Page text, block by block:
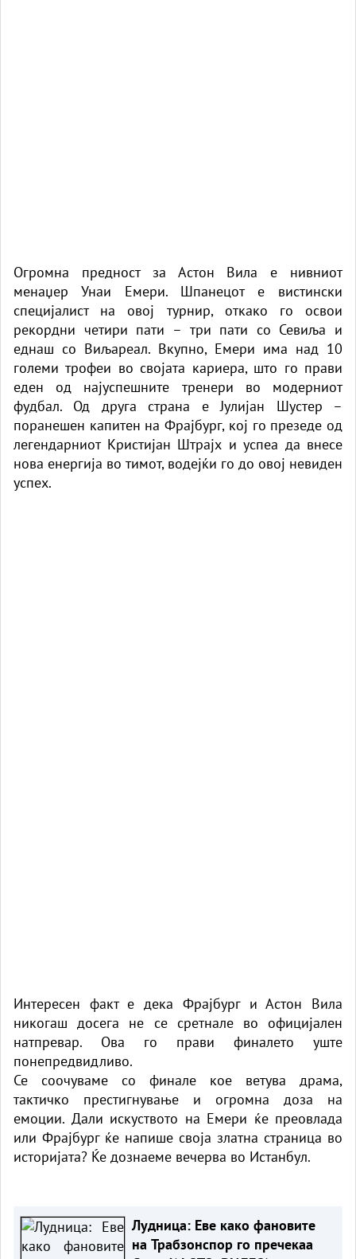
Огромна предност за Астон Вила е нивниот
менаџер Унаи Емери. Шпанецот е вистински
специјалист на овој турнир, откако го освои
рекордни четири пати – три пати со Севиља и
еднаш со Виљареал. Вкупно, Емери има над 10
големи трофеи во својата кариера, што го прави
еден од најуспешните тренери во модерниот
фудбал. Од друга страна е Јулијан Шустер –
поранешен капитен на Фрајбург, кој го презеде од
легендарниот Кристијан Штрајх и успеа да внесе
нова енергија во тимот, водејќи го до овој невиден
успех.
Интересен факт е дека Фрајбург и Астон Вила
никогаш досега не се сретнале во официјален
натпревар. Ова го прави финалето уште
понепредвидливо.
Се соочуваме со финале кое ветува драма,
тактичко престигнување и огромна доза на
емоции. Дали искуството на Емери ќе преовлада
или Фрајбург ќе напише своја златна страница во
историјата? Ќе дознаеме вечерва во Истанбул.
Лудница: Еве како фановите
на Трабзонспор го пречекаа